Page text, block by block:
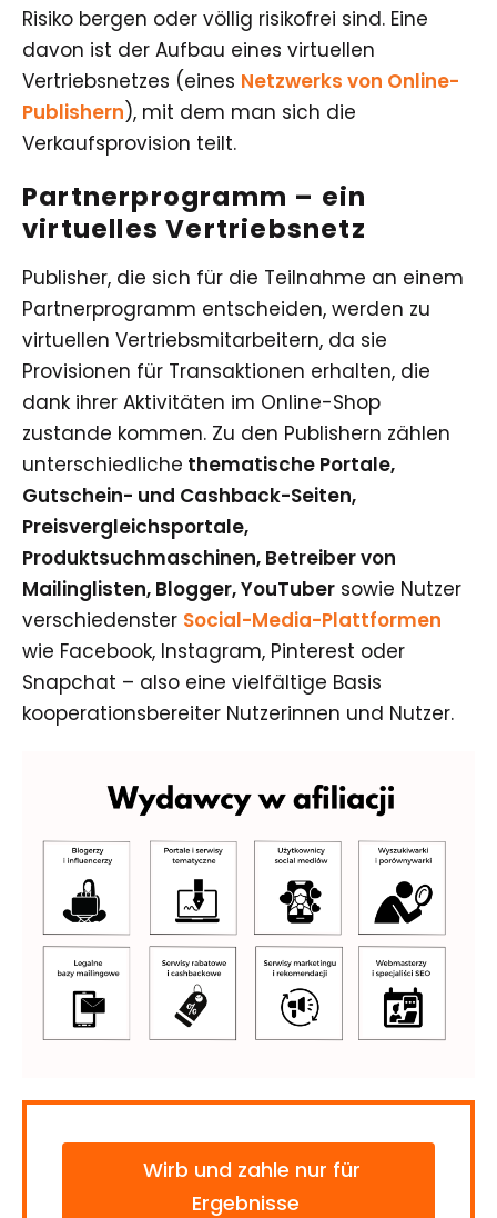
Risiko bergen oder völlig risikofrei sind. Eine
davon ist der Aufbau eines virtuellen
Vertriebsnetzes (eines Netzwerks von Online-
Publishern), mit dem man sich die
Verkaufsprovision teilt.
Partnerprogramm – ein
virtuelles Vertriebsnetz
Publisher, die sich für die Teilnahme an einem
Partnerprogramm entscheiden, werden zu
virtuellen Vertriebsmitarbeitern, da sie
Provisionen für Transaktionen erhalten, die
dank ihrer Aktivitäten im Online-Shop
zustande kommen. Zu den Publishern zählen
unterschiedliche thematische Portale,
Gutschein- und Cashback-Seiten,
Preisvergleichsportale,
Produktsuchmaschinen, Betreiber von
Mailinglisten, Blogger, YouTuber sowie Nutzer
verschiedenster Social-Media-Plattformen
wie Facebook, Instagram, Pinterest oder
Snapchat – also eine vielfältige Basis
kooperationsbereiter Nutzerinnen und Nutzer.
Wirb und zahle nur für
Ergebnisse